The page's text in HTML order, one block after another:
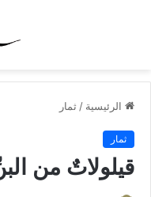
الرئيسية / ثمار
ثمار
قيلولاتٌ من